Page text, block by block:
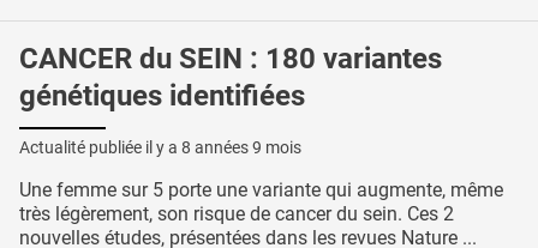
CANCER du SEIN : 180 variantes
génétiques identifiées
Actualité publiée il y a 8 années 9 mois
Une femme sur 5 porte une variante qui augmente, même
très légèrement, son risque de cancer du sein. Ces 2
nouvelles études, présentées dans les revues Nature ...